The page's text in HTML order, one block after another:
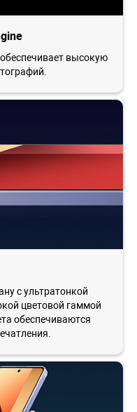
высокую
с ультратонкой
цветовой гаммой
обеспечиваются